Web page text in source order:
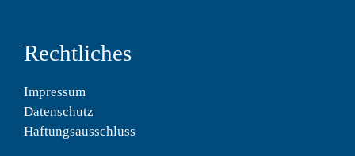
Rechtliches
Impressum
Datenschutz
Haftungsausschluss